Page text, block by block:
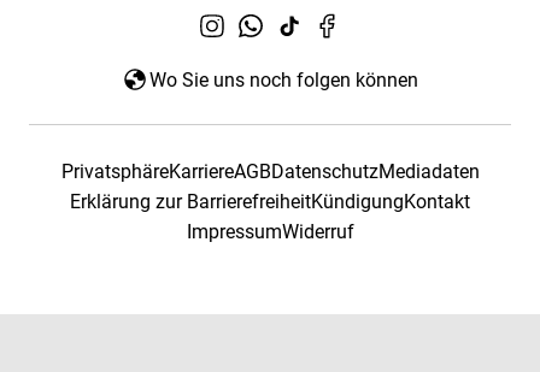
Wo Sie uns noch folgen können
PrivatsphäreKarriereAGBDatenschutzMediadaten
Erklärung zur BarrierefreiheitKündigungKontakt
ImpressumWiderruf